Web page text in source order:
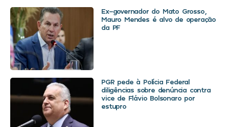
Ex-governador do Mato Grosso,
Mauro Mendes é alvo de operação
da PF
PGR pede à Polícia Federal
diligências sobre denúncia contra
vice de Flávio Bolsonaro por
estupro